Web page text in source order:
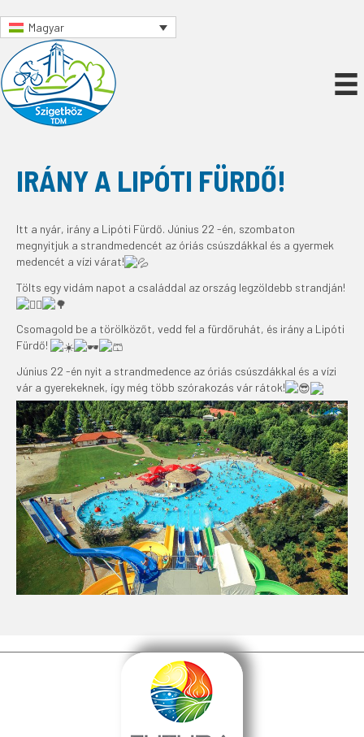
Magyar
IRÁNY A LIPÓTI FÜRDŐ!
Itt a nyár, irány a Lipóti Fürdő. Június 22 -én, szombaton
megnyitjuk a strandmedencét az óriás csúszdákkal és a gyermek
medencét a vízi várat!
Tölts egy vidám napot a családdal az ország legzöldebb strandján!
Csomagold be a törölközőt, vedd fel a fürdőruhát, és irány a Lipóti
Fürdő!
Június 22 -én nyit a strandmedence az óriás csúszdákkal és a vízi
vár a gyerekeknek, így még több szórakozás vár rátok!